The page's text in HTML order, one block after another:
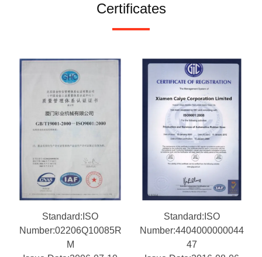
Certificates
Standard:ISO
Number:02206Q10085R
M
Standard:ISO
Number:4404000000044
47